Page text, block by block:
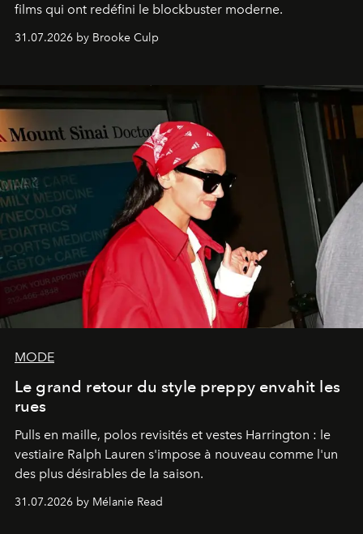
films qui ont redéfini le blockbuster moderne.
31.07.2026 by Brooke Culp
MODE
Le grand retour du style preppy envahit les
rues
Pulls en maille, polos revisités et vestes Harrington : le
vestiaire Ralph Lauren s'impose à nouveau comme l'un
des plus désirables de la saison.
31.07.2026 by Mélanie Read